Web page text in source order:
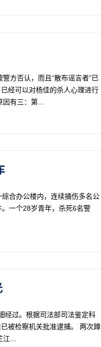
方否认，而且“散布谣言者”已
经可以对杨佳的杀人心理进行
因有三：第…
合办公楼内，连续捅伤多名公
一个28岁青年，杀死6名警
经过。根据司法部司法鉴定科
被检察机关批准逮捕。 两次蹲
江…